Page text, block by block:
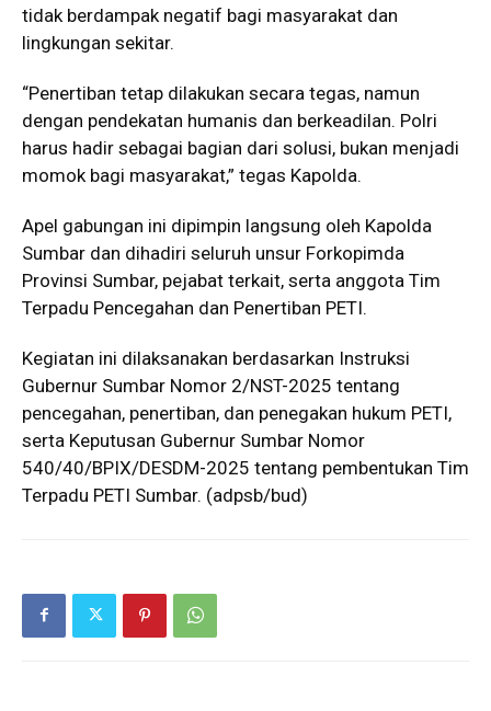
tidak berdampak negatif bagi masyarakat dan
lingkungan sekitar.
“Penertiban tetap dilakukan secara tegas, namun
dengan pendekatan humanis dan berkeadilan. Polri
harus hadir sebagai bagian dari solusi, bukan menjadi
momok bagi masyarakat,” tegas Kapolda.
Apel gabungan ini dipimpin langsung oleh Kapolda
Sumbar dan dihadiri seluruh unsur Forkopimda
Provinsi Sumbar, pejabat terkait, serta anggota Tim
Terpadu Pencegahan dan Penertiban PETI.
Kegiatan ini dilaksanakan berdasarkan Instruksi
Gubernur Sumbar Nomor 2/NST-2025 tentang
pencegahan, penertiban, dan penegakan hukum PETI,
serta Keputusan Gubernur Sumbar Nomor
540/40/BPIX/DESDM-2025 tentang pembentukan Tim
Terpadu PETI Sumbar. (adpsb/bud)